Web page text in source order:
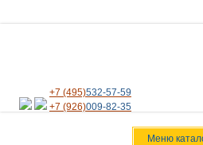
+7 (495)532-57-59
+7 (926)009-82-35
Меню